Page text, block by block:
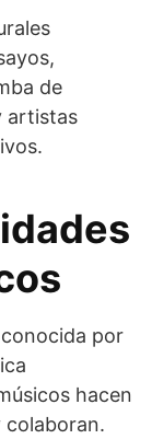
de
artistas
por
hacen